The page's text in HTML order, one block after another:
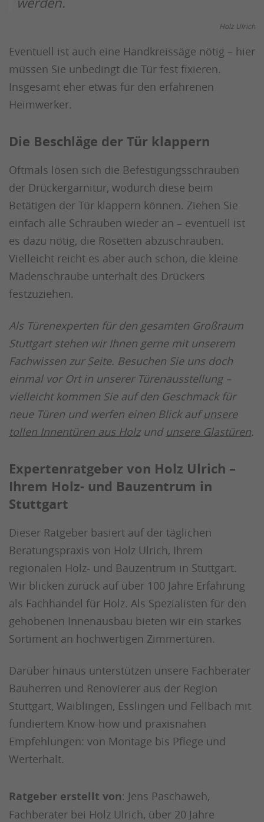
Holz Ulrich
Eventuell ist auch eine Handkreissäge nötig – hier
müssen Sie unbedingt die Tür fest fixieren.
Insgesamt eher etwas für den erfahrenen
Heimwerker.
Die Beschläge der Tür klappern
Oftmals lösen sich die Befestigungsschrauben
der Drückergarnitur, wodurch diese beim
Betätigen der Tür klappern können. Ziehen Sie
einfach alle Schrauben wieder an – eventuell ist
es dazu nötig, die Rosetten abzuschrauben.
Vielleicht reicht es aber auch schon, die kleine
Madenschraube unterhalt des Drückers
festzuziehen.
Als Türenexperten für den gesamten Großraum
Stuttgart stehen wir Ihnen gerne mit unserem
Fachwissen zur Seite. Besuchen Sie uns doch
einmal vor Ort in unserer Türenausstellung –
vielleicht kommen Sie auf den Geschmack für
neue Türen und werfen einen Blick aufunsere
tollen Innentüren aus Holzund unsere Glastüren.
Expertenratgeber von Holz Ulrich –
Ihrem Holz- und Bauzentrum in
Stuttgart
Dieser Ratgeber basiert auf der täglichen
Beratungspraxis von Holz Ulrich, Ihrem
regionalen Holz- und Bauzentrum in Stuttgart.
Wir blicken zurück auf über 100 Jahre Erfahrung
als Fachhandel für Holz. Als Spezialisten für den
gehobenen Innenausbau bieten wir ein starkes
Sortiment an hochwertigen Zimmertüren.
Darüber hinaus unterstützen unsere Fachberater
Bauherren und Renovierer aus der Region
Stuttgart, Waiblingen, Esslingen und Fellbach mit
fundiertem Know-how und praxisnahen
Empfehlungen: von Montage bis Pflege und
Werterhalt.
Ratgeber erstellt von: Jens Paschaweh,
Fachberater bei Holz Ulrich, über 20 Jahre